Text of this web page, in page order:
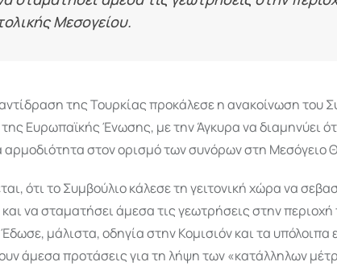
Μεσογείου.
της Τουρκίας προκάλεσε η ανακοίνωση του
Ευρωπαϊκής Ένωσης, με την Άγκυρα να διαμηνύει
αρμοδιότητα στον ορισμό των συνόρων στη Μεσόγειο
ότι το Συμβούλιο κάλεσε τη γειτονική χώρα να
να σταματήσει άμεσα τις γεωτρήσεις στην περιοχή
μάλιστα, οδηγία στην Κομισιόν και τα
άμεσα προτάσεις για τη λήψη των «κατάλληλων